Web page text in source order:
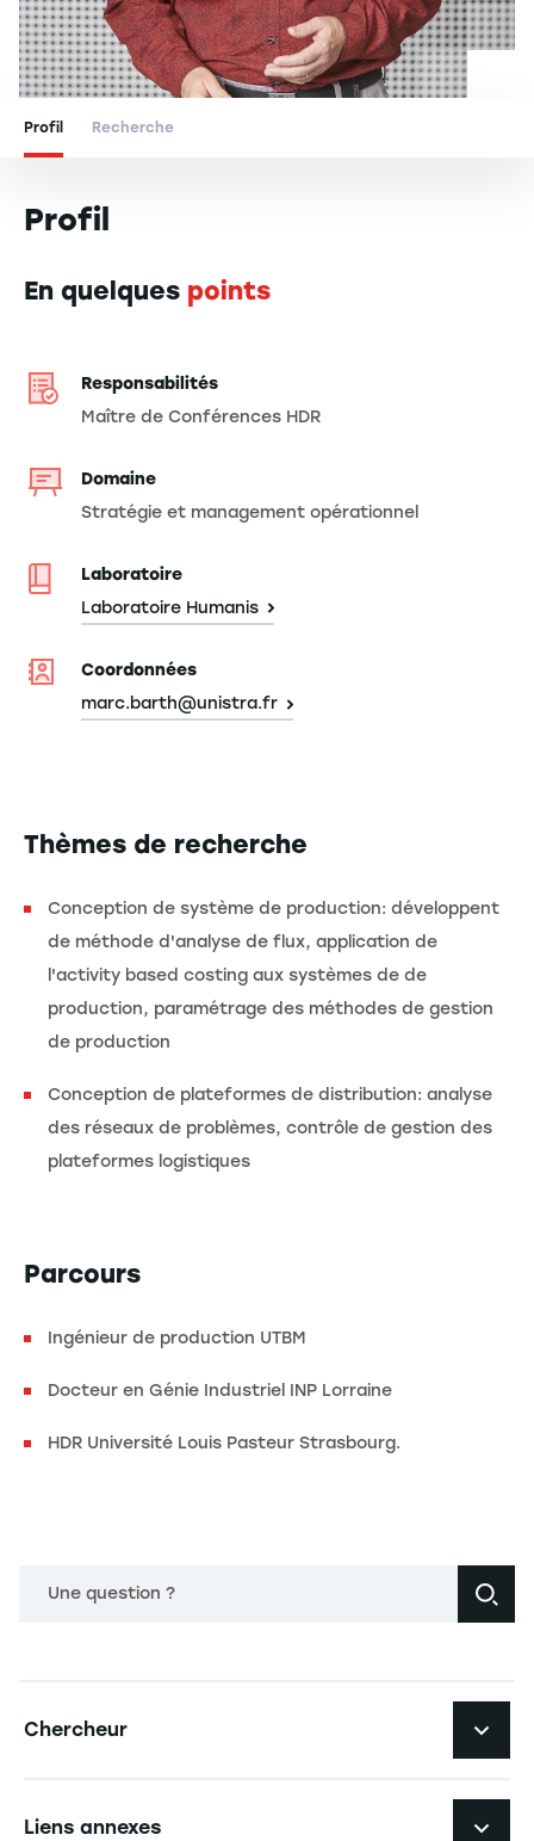
Profil Recherche
Profil
En quelques points
Responsabilités
Maître de Conférences HDR
Domaine
Stratégie et management opérationnel
Laboratoire
Laboratoire Humanis
Coordonnées
marc.barth@unistra.fr
Thèmes de recherche
Conception de système de production: développent
de méthode d'analyse de flux, application de
l'activity based costing aux systèmes de de
production, paramétrage des méthodes de gestion
de production
Conception de plateformes de distribution: analyse
des réseaux de problèmes, contrôle de gestion des
plateformes logistiques
Parcours
Ingénieur de production UTBM
Docteur en Génie Industriel INP Lorraine
HDR Université Louis Pasteur Strasbourg.
Une question ?
Chercheur
Liens annexes